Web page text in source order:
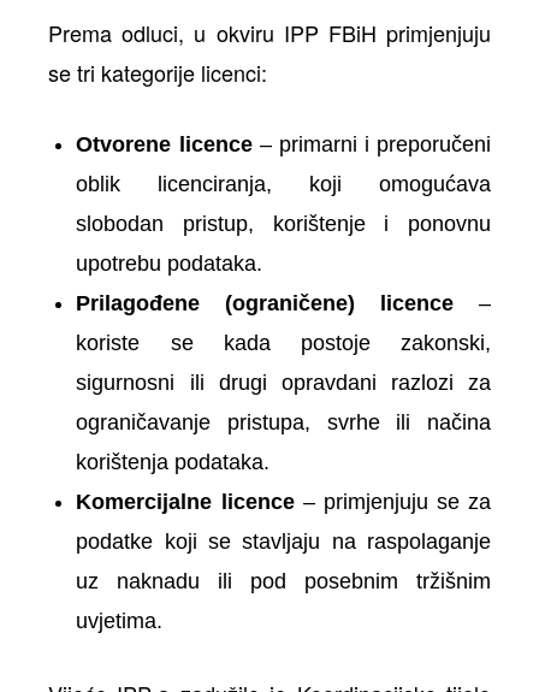
Prema odluci, u okviru IPP FBiH primjenjuju
se tri kategorije licenci:
Otvorene licence– primarni i preporučeni
oblik licenciranja, koji omogućava
slobodan pristup, korištenje i ponovnu
upotrebu podataka.
Prilagođene (ograničene) licence –
koriste se kada postoje zakonski,
sigurnosni ili drugi opravdani razlozi za
ograničavanje pristupa, svrhe ili načina
korištenja podataka.
Komercijalne licence – primjenjuju se za
podatke koji se stavlja­ju na raspolaganje
uz naknadu ili pod posebnim tržišnim
uvjetima.